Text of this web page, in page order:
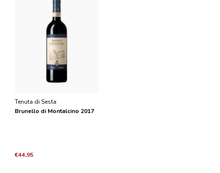
Tenuta di Sesta
Brunello di Montalcino 2017
€44,95